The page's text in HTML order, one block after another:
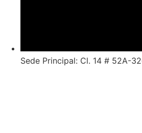
Sede Principal: Cl. 14 # 52A-